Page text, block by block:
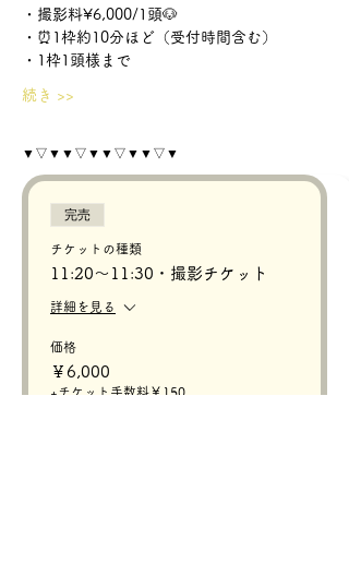
・撮影料¥6,000/1頭🐶
・⏰1枠約10分ほど（受付時間含む）
・1枠1頭様まで
続き >>
▼▽▼▼▽▼▼▽▼▼▽▼
完売
チケットの種類
11:20〜11:30・撮影チケット
詳細を見る
価格
￥6,000
+チケット手数料￥150